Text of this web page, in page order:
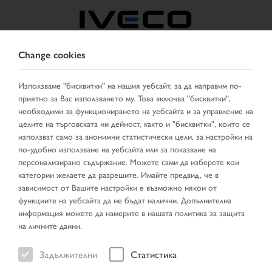
BULGARIA
ИЗБЕРЕТЕ ДЪРЖАВА СМЕНИ ЕЗИКА
Toggle
navigation
MENU
НОВИ НАЛИЧНОСТИ
Change cookies
Използваме "бисквитки" на нашия уебсайт, за да направим по-
приятно за Вас използването му. Това включва "бисквитки",
необходими за функционирането на уебсайта и за управление на
целите на търговската ни дейност, както и "бисквитки", които се
използват само за анонимни статистически цели, за настройки на
по-удобно използване на уебсайта или за показване на
персонализирано съдържание. Можете сами да изберете кои
категории желаете да разрешите. Имайте предвид, че в
зависимост от Вашите настройки е възможно някои от
функциите на уебсайта да не бъдат налични. Допълнителна
информация можете да намерите в нашата политика за защита
на личните данни.
Задължителни Статистика